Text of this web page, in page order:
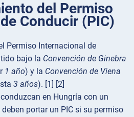
del Permiso
Conducir (PIC)
Permiso Internacional de
bajo la Convención de Ginebra
1 año) y la Convención de Viena
3 años). [1] [2]
en Hungría con un
portar un PIC si su permiso